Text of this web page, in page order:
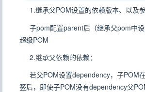
1.继承父POM设置的依赖版本、以及参
子pom配置parent后（继承父pom中设
超级POM
2.继承父依赖的依赖：
若父POM设置dependency，子POM
签后，即使子POM没有dependency父